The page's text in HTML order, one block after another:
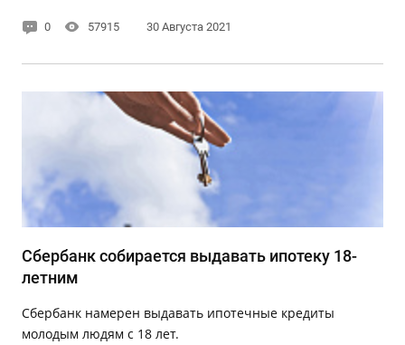
0 57915 30 Августа 2021
Сбербанк собирается выдавать ипотеку 18-
летним
Сбербанк намерен выдавать ипотечные кредиты
молодым людям с 18 лет.